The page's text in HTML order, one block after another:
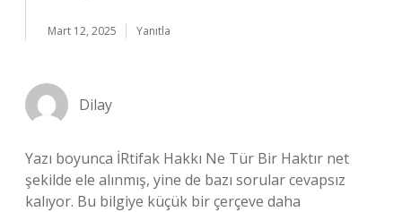
Mart 12, 2025 Yanıtla
Dilay
Yazı boyunca İRtifak Hakkı Ne Tür Bir Haktır net
şekilde ele alınmış, yine de bazı sorular cevapsız
kalıyor. Bu bilgiye küçük bir çerçeve daha